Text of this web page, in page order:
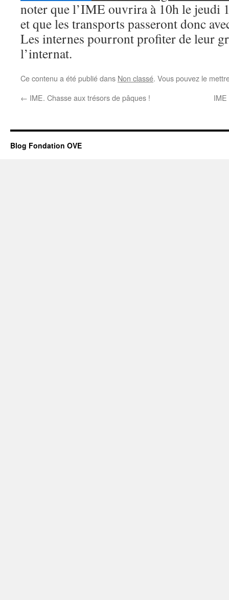
noter que l’IME ouvrira à 10h le jeudi
et que les transports passeront donc
Les internes pourront profiter de leur
l’internat.
Ce contenu a été publié dans Non classé. Vous pouvez le
← IME. Chasse aux trésors de pâques ! IME
Blog Fondation OVE